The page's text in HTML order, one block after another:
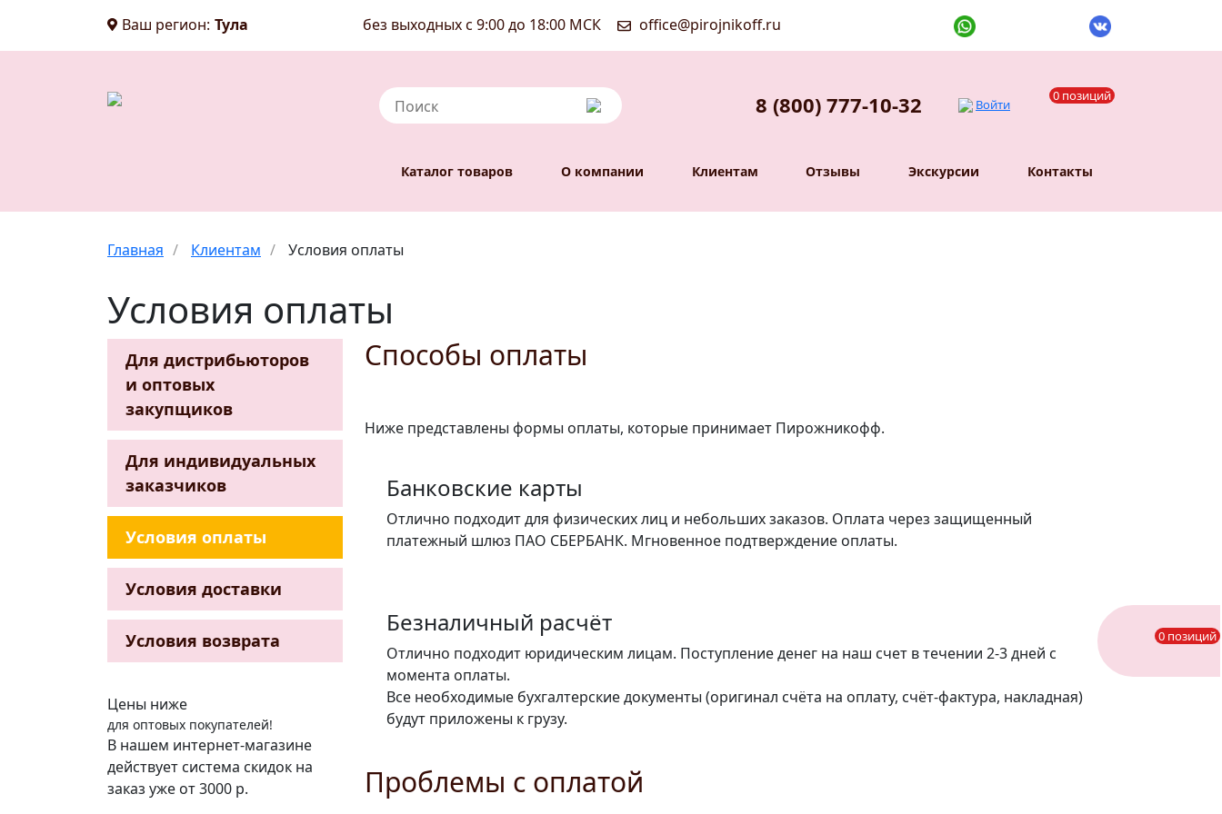
Ваш регион: Тула без выходных с 9:00 до 18:00 МСК office@pirojnikoff.ru
8 (800) 777-10-32 Войти
0 позиций
Каталог товаров О компании Клиентам Отзывы Экскурсии Контакты
Главная / Клиентам / Условия оплаты
Условия оплаты
Для дистрибьюторов
и оптовых
закупщиков
Для индивидуальных
заказчиков
Условия оплаты
Условия доставки
Условия возврата
Цены ниже
для оптовых покупателей!
В нашем интернет-магазине
действует система скидок на
заказ уже от 3000 р.
0 позиций
Способы оплаты
Ниже представлены формы оплаты, которые принимает Пирожникофф.
Банковские карты
Отлично подходит для физических лиц и небольших заказов. Оплата через защищенный
платежный шлюз ПАО СБЕРБАНК. Мгновенное подтверждение оплаты.
Безналичный расчёт
Отлично подходит юридическим лицам. Поступление денег на наш счет в течении 2-3 дней с
момента оплаты.
Все необходимые бухгалтерские документы (оригинал счёта на оплату, счёт-фактура, накладная)
будут приложены к грузу.
Проблемы с оплатой